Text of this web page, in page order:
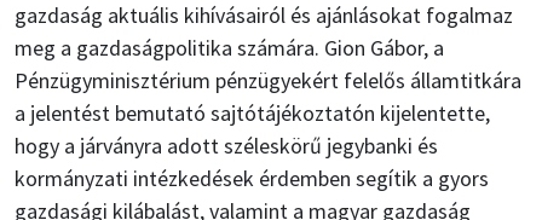
gazdaság aktuális kihívásairól és ajánlásokat fogalmaz
meg a gazdaságpolitika számára. Gion Gábor, a
Pénzügyminisztérium pénzügyekért felelős államtitkára
a jelentést bemutató sajtótájékoztatón kijelentette,
hogy a járványra adott széleskörű jegybanki és
kormányzati intézkedések érdemben segítik a gyors
gazdasági kilábalást, valamint a magyar gazdaság